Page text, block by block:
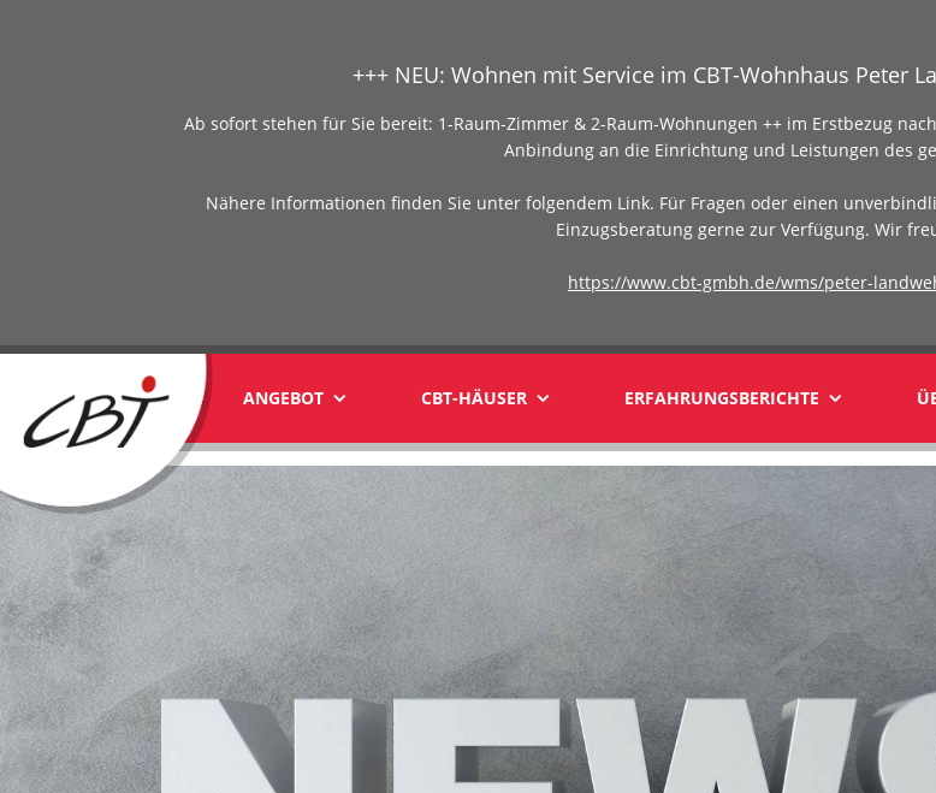
+++ NEU: Wohnen mit Service im CBT-Wohnhaus Peter
Ab sofort stehen für Sie bereit: 1-Raum-Zimmer & 2-Raum-Wohnungen ++ im Erstbezug
Anbindung an die Einrichtung und Leistungen des
Nähere Informationen finden Sie unter folgendem Link. Für Fragen oder einen
Einzugsberatung gerne zur Verfügung. Wir
https://www.cbt-gmbh.de/wms/peter-
ANGEBOT CBT-HÄUSER ERFAHRUNGSBERICHTE
yyy1yyy